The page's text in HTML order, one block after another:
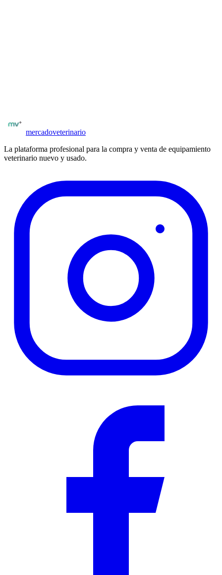
mercadoveterinario
La plataforma profesional para la compra y venta de equipamiento
veterinario nuevo y usado.